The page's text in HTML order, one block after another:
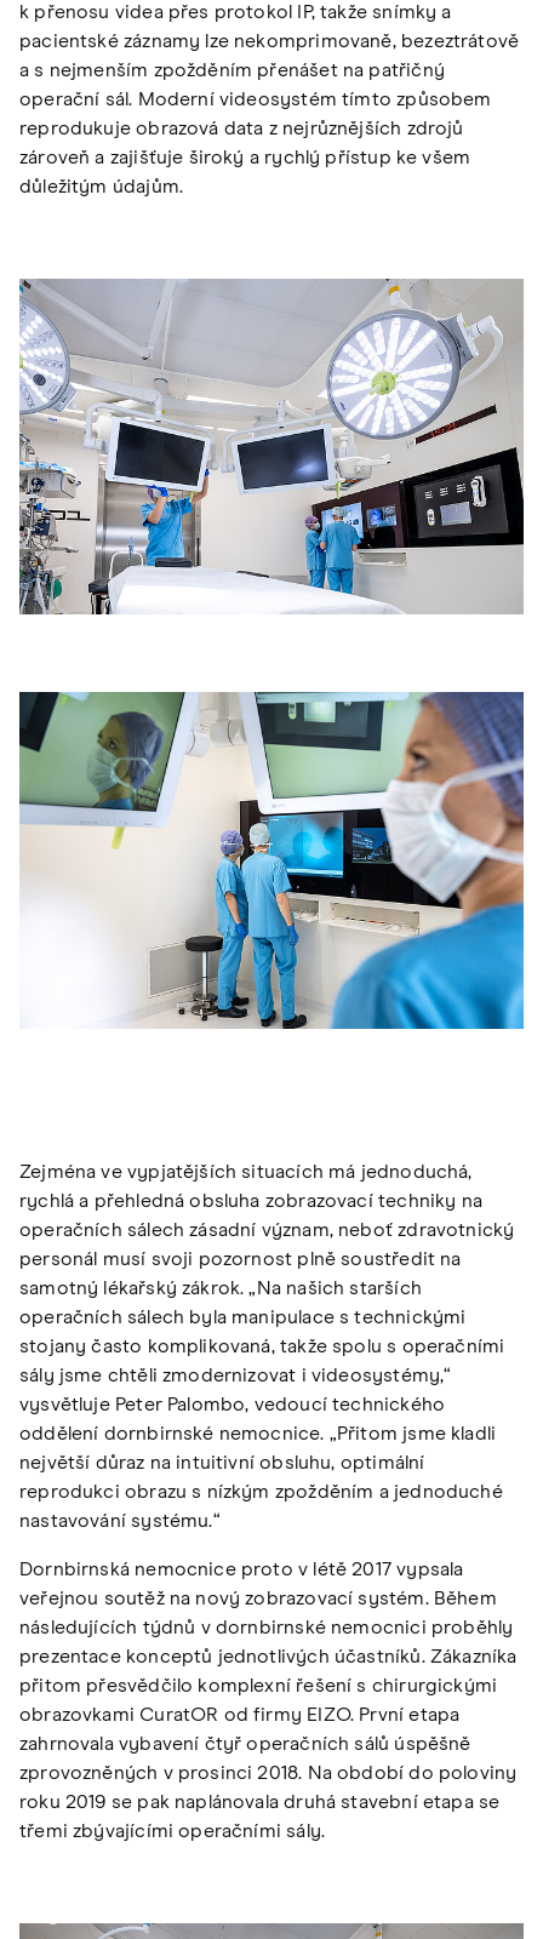
k přenosu videa přes protokol IP, takže snímky a
pacientské záznamy lze nekomprimovaně, bezeztrátově
a s nejmenším zpožděním přenášet na patřičný
operační sál. Moderní videosystém tímto způsobem
reprodukuje obrazová data z nejrůznějších zdrojů
zároveň a zajišťuje široký a rychlý přístup ke všem
důležitým údajům.
Zejména ve vypjatějších situacích má jednoduchá,
rychlá a přehledná obsluha zobrazovací techniky na
operačních sálech zásadní význam, neboť zdravotnický
personál musí svoji pozornost plně soustředit na
samotný lékařský zákrok. „Na našich starších
operačních sálech byla manipulace s technickými
stojany často komplikovaná, takže spolu s operačními
sály jsme chtěli zmodernizovat i videosystémy,“
vysvětluje Peter Palombo, vedoucí technického
oddělení dornbirnské nemocnice. „Přitom jsme kladli
největší důraz na intuitivní obsluhu, optimální
reprodukci obrazu s nízkým zpožděním a jednoduché
nastavování systému.“
Dornbirnská nemocnice proto v létě 2017 vypsala
veřejnou soutěž na nový zobrazovací systém. Během
následujících týdnů v dornbirnské nemocnici proběhly
prezentace konceptů jednotlivých účastníků. Zákazníka
přitom přesvědčilo komplexní řešení s chirurgickými
obrazovkami CuratOR od firmy EIZO. První etapa
zahrnovala vybavení čtyř operačních sálů úspěšně
zprovozněných v prosinci 2018. Na období do poloviny
roku 2019 se pak naplánovala druhá stavební etapa se
třemi zbývajícími operačními sály.